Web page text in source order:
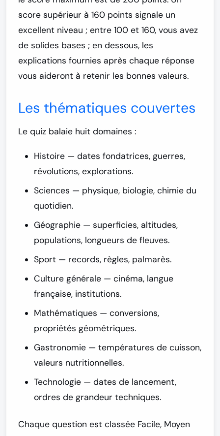
score supérieur à 160 points signale un
excellent niveau ; entre 100 et 160, vous avez
de solides bases ; en dessous, les
explications fournies après chaque réponse
vous aideront à retenir les bonnes valeurs.
Les thématiques couvertes
Le quiz balaie huit domaines :
Histoire — dates fondatrices, guerres,
révolutions, explorations.
Sciences — physique, biologie, chimie du
quotidien.
Géographie — superficies, altitudes,
populations, longueurs de fleuves.
Sport — records, règles, palmarès.
Culture générale — cinéma, langue
française, institutions.
Mathématiques — conversions,
propriétés géométriques.
Gastronomie — températures de cuisson,
valeurs nutritionnelles.
Technologie — dates de lancement,
ordres de grandeur techniques.
Chaque question est classée Facile, Moyen